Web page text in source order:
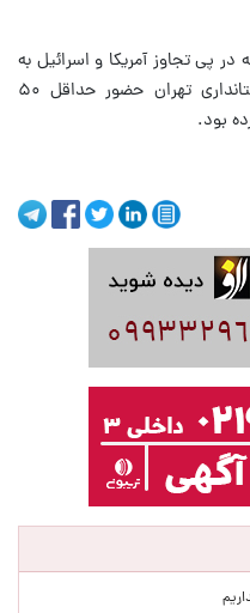
پی تجاوز آمریکا و اسرائیل به
کشورمان، در اردیبهشت ماه اخیر استانداری تهران حضور حداقل ۵۰
بود.